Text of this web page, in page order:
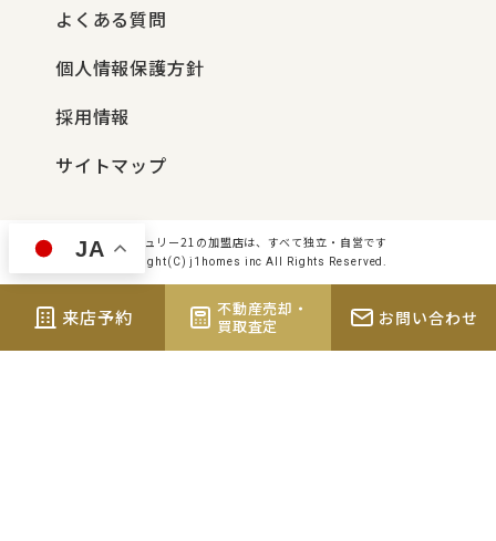
よくある質問
個人情報保護方針
採用情報
サイトマップ
センチュリー21の加盟店は、すべて独立・自営です
Copyright(C) j1homes inc All Rights Reserved.
来店予約
不動産売却・
買取査定
お問い合わせ
JA